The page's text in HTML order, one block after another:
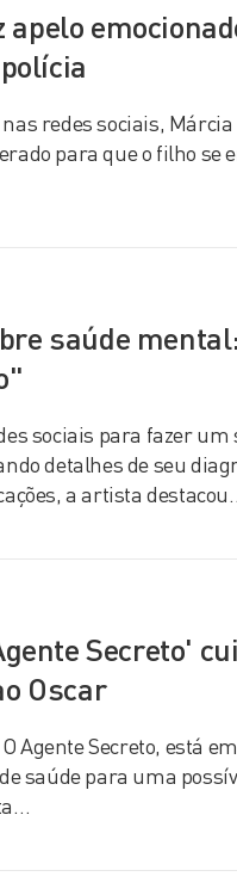
redes sociais,
para que o filho se
saúde
sociais para fazer um
detalhes de seu
a artista
Secreto'
Oscar
Agente Secreto, está
saúde para uma